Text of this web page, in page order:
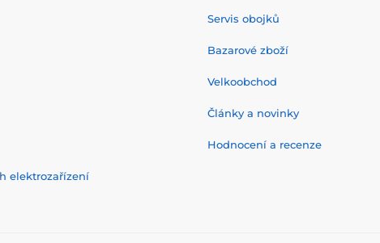
elektrozařízení
Servis obojků
Bazarové zboží
Velkoobchod
Články a novinky
Hodnocení a recenze